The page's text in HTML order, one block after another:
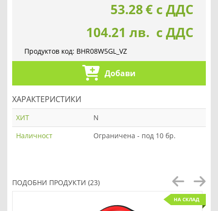
53.28€ с ДДС
104.21 лв. с ДДС
Продуктов код: BHR08W5GL_VZ
Добави
ХАРАКТЕРИСТИКИ
ХИТ
N
Наличност
Ограничена - под 10 бр.
ПОДОБНИ ПРОДУКТИ (23)
НА СКЛАД